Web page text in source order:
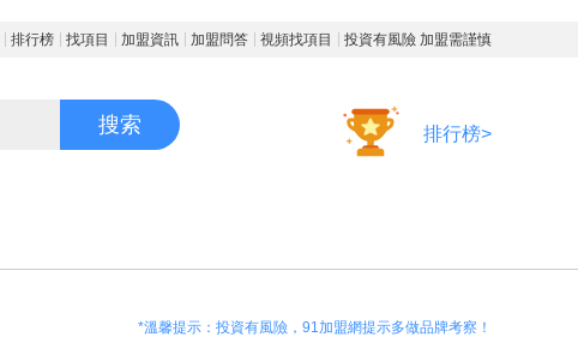
排行榜 找項目 加盟資訊 加盟問答 視頻找項目 投資有風險 加盟需謹慎
搜索 排行榜>
*溫馨提示：投資有風險，91加盟網提示多做品牌考察！